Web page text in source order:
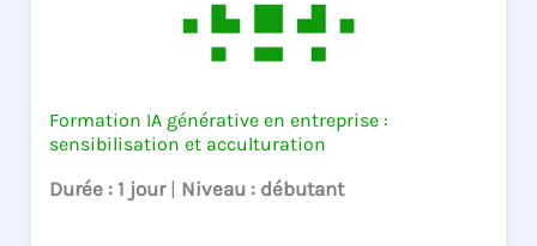
Formation IA générative en entreprise :
sensibilisation et acculturation
Durée : 1 jour | Niveau : débutant